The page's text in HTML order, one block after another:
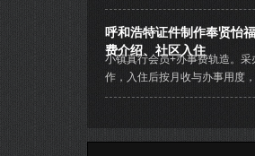
呼和浩特证件制作奉贤怡
费介绍、社区入住
小镇真行会员+办事费轨造。采
作，入住后按月收与办事用度，